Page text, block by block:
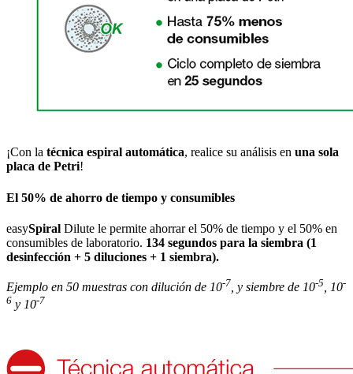
¡Con la técnica espiral automática, realice su análisis en una sola
placa de Petri!
El 50% de ahorro de tiempo y consumibles
easySpiral Dilute le permite ahorrar el 50% de tiempo y el 50% en
consumibles de laboratorio. 134 segundos para la siembra (1
desinfección + 5 diluciones + 1 siembra).
Ejemplo en 50 muestras con dilución de 10-7 , y siembre de 10-5 , 10-
6 y 10-7